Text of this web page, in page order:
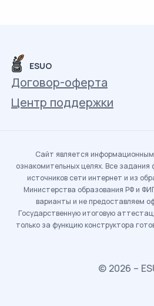
ESUO
Договор-оферта
Центр поддержки
Сайт является
ознакомительных целях. Все
источников сети интернет и из
Министерства образования РФ и
варианты и не предоставляем
Государственную итоговую
только за функцию конструктора
© 2026 –